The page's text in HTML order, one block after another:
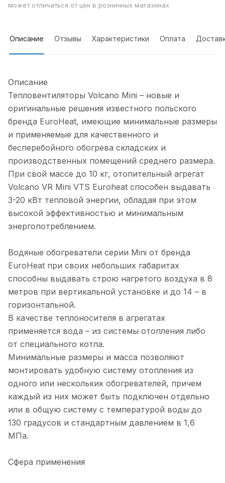
может отличаться от цен в розничных магазинах
Описание Отзывы Характеристики Оплата
Описание
Тепловентиляторы Volcano Mini – новые и
оригинальные решения известного польского
бренда EuroHeat, имеющие минимальные размеры
и применяемые для качественного и
бесперебойного обогрева складских и
производственных помещений среднего размера.
При свой массе до 10 кг, отопительный агрегат
Volcano VR Mini VTS Euroheat способен выдавать
3-20 кВт тепловой энергии, обладая при этом
высокой эффективностью и минимальным
энергопотреблением.
Водяные обогреватели серии Mini от бренда
EuroHeat при своих небольших габаритах
способны выдавать строю нагретого воздуха в 8
метров при вертикальной установке и до 14 – в
горизонтальной.
В качестве теплоносителя в агрегатах
применяется вода – из системы отопления либо
от специального котла.
Минимальные размеры и масса позволяют
монтировать удобную систему отопления из
одного или нескольких обогревателей, причем
каждый из них может быть подключен отдельно
или в общую систему с температурой воды до
130 градусов и стандартным давлением в 1,6
МПа.
Сфера применения